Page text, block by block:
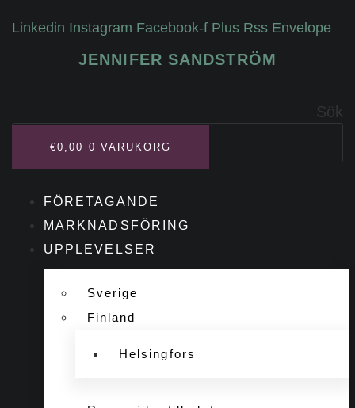
Linkedin Instagram Facebook-f Plus Rss Envelope
JENNIFER SANDSTRÖM
Sök
€0,00 0 VARUKORG
FÖRETAGANDE
MARKNADSFÖRING
UPPLEVELSER
Sverige
Finland
Helsingfors